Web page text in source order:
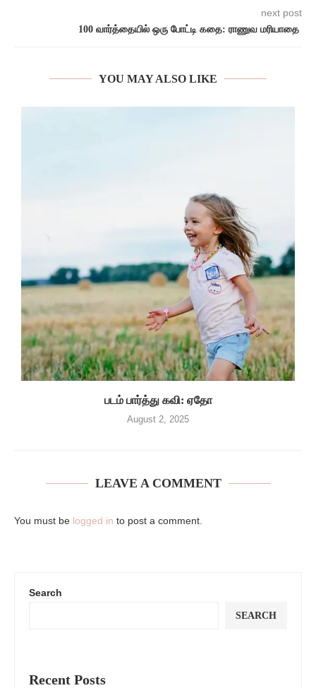
next post
100 வார்த்தையில் ஒரு போட்டி கதை: ராணுவ மரியாதை
YOU MAY ALSO LIKE
படம் பார்த்து கவி: ஏதோ
August 2, 2025
LEAVE A COMMENT
You must be logged in to post a comment.
Search
SEARCH
Recent Posts